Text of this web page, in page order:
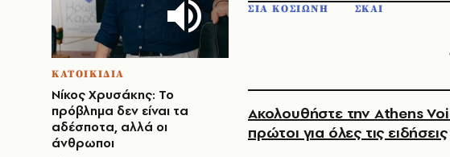
ΚΑΤΟΙΚΙΔΙΑ
Νίκος Χρυσάκης: Το
πρόβλημα δεν είναι τα
αδέσποτα, αλλά οι
άνθρωποι
ΣΙΑ ΚΟΣΙΩΝΗ ΣΚΑΙ
Ακολουθήστε την Athens
πρώτοι για όλες τις ειδήσεις